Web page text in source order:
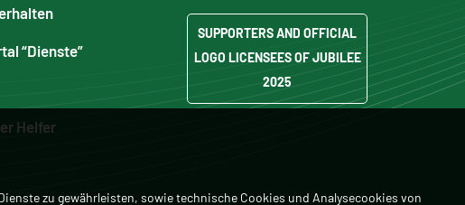
“Dienste”
Helfer
SUPPORTERS AND OFFICIAL
LOGO LICENSEES OF JUBILEE
2025
zu gewährleisten, sowie technische Cookies und Analysecookies von